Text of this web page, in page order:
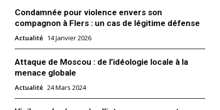
Condamnée pour violence envers son
compagnon à Flers : un cas de légitime défense
Actualité 14 Janvier 2026
Attaque de Moscou : de l’idéologie locale à la
menace globale
Actualité 24 Mars 2024